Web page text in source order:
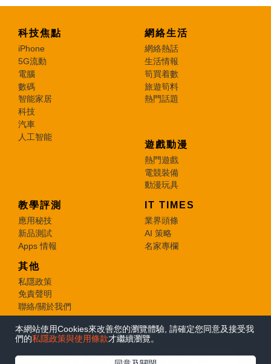
本網站使用Cookies來改善您的瀏覽體驗, 請確定您同意及接受我
們的私隱政策與使用條款才繼續瀏覽。
科技焦點
iPhone
5G流動
電腦
數碼
智能家居
科技
汽車
人工智能
網絡生活
網絡熱話
生活情報
筍買着數
旅遊筍料
熱門話題
遊戲動漫
熱門遊戲
電競裝備
動漫玩具
教學評測
應用秘技
新品測試
Apps 情報
IT TIMES
業界頭條
AI 策略
名家專欄
其他
私隱政策
免責聲明
聯絡/關於我們
© 2026 e-zone. All Rights Reserved.